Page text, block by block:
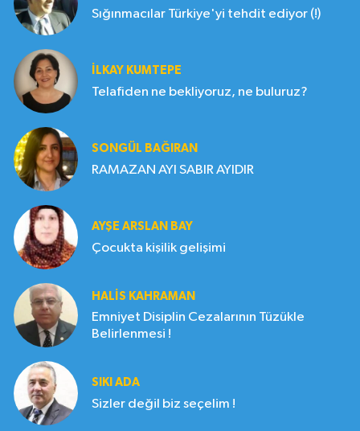
Sığınmacılar Türkiye'yi tehdit ediyor (!)
İLKAY KUMTEPE
Telafiden ne bekliyoruz, ne buluruz?
SONGÜL BAĞIRAN
RAMAZAN AYI SABIR AYIDIR
AYŞE ARSLAN BAY
Çocukta kişilik gelişimi
HALIS KAHRAMAN
Emniyet Disiplin Cezalarının Tüzükle
Belirlenmesi !
SIKI ADA
Sizler değil biz seçelim !